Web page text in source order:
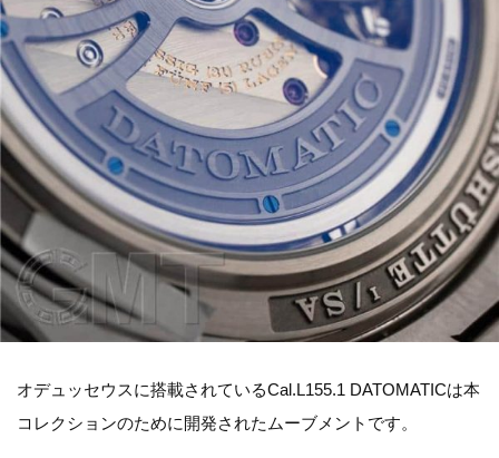
オデュッセウスに搭載されているCal.L155.1 DATOMATICは本
コレクションのために開発されたムーブメントです。